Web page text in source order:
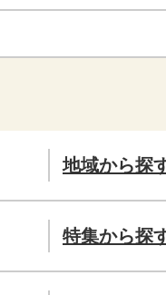
地域から探
特集から探